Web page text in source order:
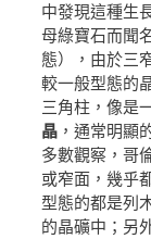
中發現這種生
母綠寶石而聞
態），由於三
較一般型態的
三角柱，像是
晶 ，通常明顯
多數觀察，哥
或窄面，幾乎
型態的都是列
的晶礦中；另